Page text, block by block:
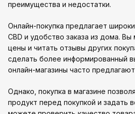
преимущества и недостатки.
Онлайн-покупка предлагает
CBD и удобство заказа из дома.
цены и читать отзывы других
сделать более информированный
онлайн-магазины часто
Однако, покупка в магазине
продукт перед покупкой и задать